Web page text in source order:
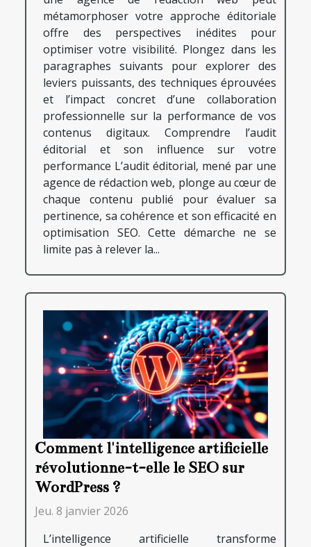
métamorphoser votre approche éditoriale
offre des perspectives inédites pour
optimiser votre visibilité. Plongez dans les
paragraphes suivants pour explorer des
leviers puissants, des techniques éprouvées
et l’impact concret d’une collaboration
professionnelle sur la performance de vos
contenus digitaux. Comprendre l’audit
éditorial et son influence sur votre
performance L’audit éditorial, mené par une
agence de rédaction web, plonge au cœur de
chaque contenu publié pour évaluer sa
pertinence, sa cohérence et son efficacité en
optimisation SEO. Cette démarche ne se
limite pas à relever la...
Comment l'intelligence artificielle
révolutionne-t-elle le SEO sur
WordPress ?
Jeu. 8 janvier 2026
L’intelligence artificielle transforme